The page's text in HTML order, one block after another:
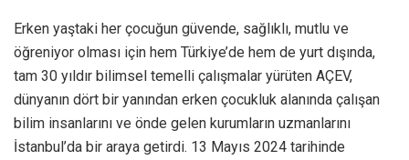
Erken yaştaki her çocuğun güvende, sağlıklı, mutlu ve
öğreniyor olması için hem Türkiye’de hem de yurt dışında,
tam 30 yıldır bilimsel temelli çalışmalar yürüten AÇEV,
dünyanın dört bir yanından erken çocukluk alanında çalışan
bilim insanlarını ve önde gelen kurumların uzmanlarını
İstanbul’da bir araya getirdi. 13 Mayıs 2024 tarihinde